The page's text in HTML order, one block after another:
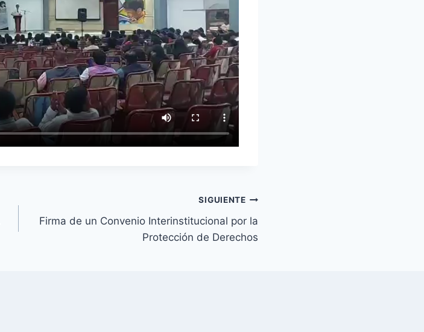
SIGUIENTE
Firma de un Convenio Interinstitucional por la
Protección de Derechos